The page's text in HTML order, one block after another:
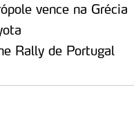
vence na Grécia
Rally de Portugal